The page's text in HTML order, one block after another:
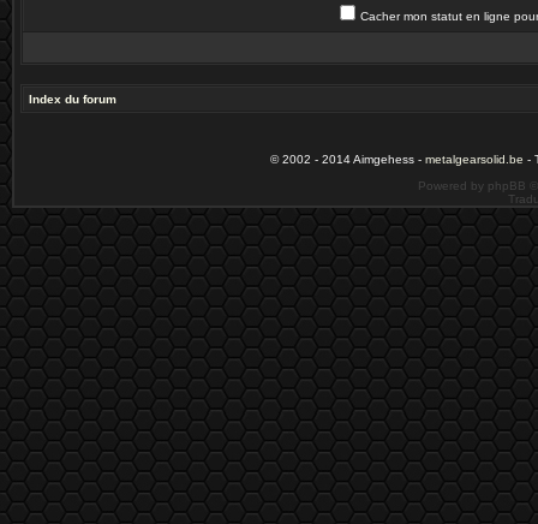
Cacher mon statut en ligne
Index du forum
© 2002 - 2014 Aimgehess - metalgearsolid.be -
Powered by phpBB